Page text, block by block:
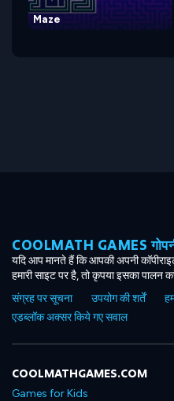
Maze
COOLMATH GAMES
यदि आप मानते हैं कि आपकी अपनी
हमारी साइट पर है, तो कृपया इसका पालन
संग्रह पर सूचना
उपयोग की शर्तें
एडब्लॉक अक्सर किये गए सवाल
COOLMATHGAMES.COM
Games for Kids